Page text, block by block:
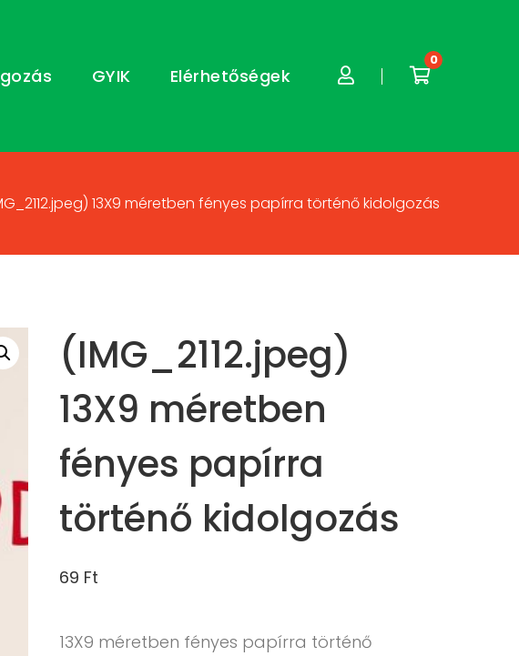
GYIK Elérhetőségek
0
13X9 méretben fényes papírra történő kidolgozás
(IMG_2112.jpeg)
13X9 méretben
fényes papírra
történő kidolgozás
69 Ft
13X9 méretben fényes papírra történő